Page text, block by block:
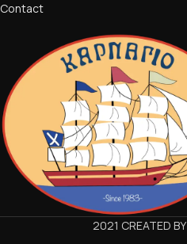
Contact
2021 CREATED BY